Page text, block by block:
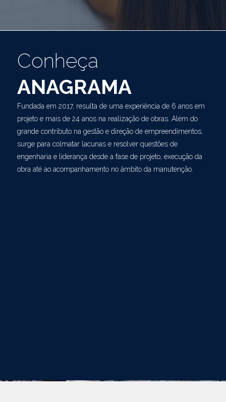
Conheça
ANAGRAMA
Fundada em 2017, resulta de uma experiência de 6 anos em
projeto e mais de 24 anos na realização de obras. Além do
grande contributo na gestão e direção de empreendimentos,
surge para colmatar lacunas e resolver questões de
engenharia e liderança desde a fase de projeto, execução da
obra até ao acompanhamento no âmbito da manutenção.